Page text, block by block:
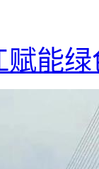
能